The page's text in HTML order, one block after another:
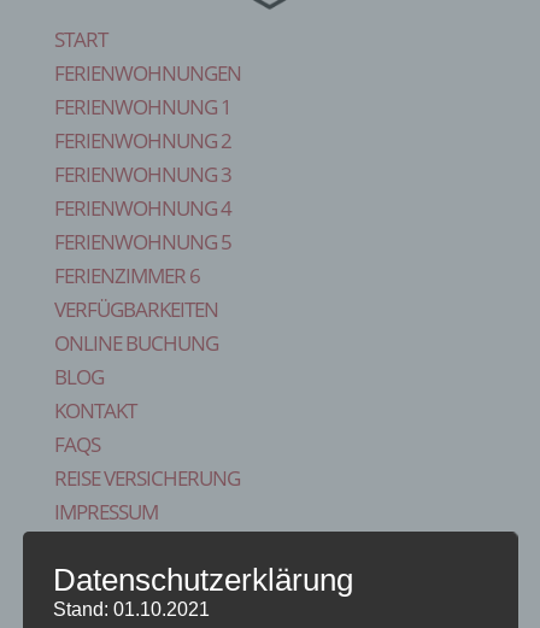
START
FERIENWOHNUNGEN
FERIENWOHNUNG 1
FERIENWOHNUNG 2
FERIENWOHNUNG 3
FERIENWOHNUNG 4
FERIENWOHNUNG 5
FERIENZIMMER 6
VERFÜGBARKEITEN
ONLINE BUCHUNG
BLOG
KONTAKT
FAQS
REISE VERSICHERUNG
IMPRESSUM
Start
Ferienwohnungen
Datenschutzerklärung
Stand: 01.10.2021